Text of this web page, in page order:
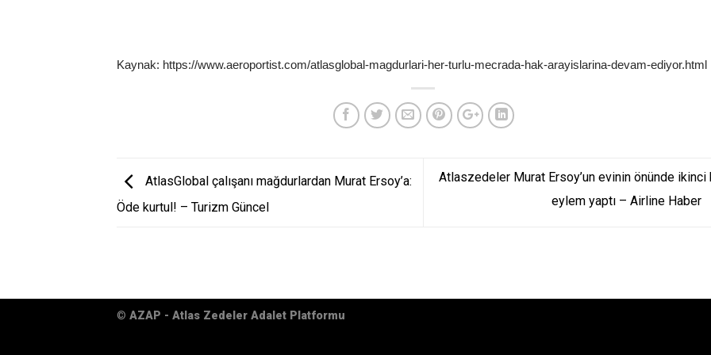
Kaynak: https://www.aeroportist.com/atlasglobal-magdurlari-her-turlu-mecrada-hak-arayislarina-devam-ediyor.html
AtlasGlobal çalışanı mağdurlardan Murat Ersoy’a:
Öde kurtul! – Turizm Güncel
Atlaszedeler Murat Ersoy’un evinin önünde ikinci
eylem yaptı – Airline Haber
© AZAP - Atlas Zedeler Adalet Platformu